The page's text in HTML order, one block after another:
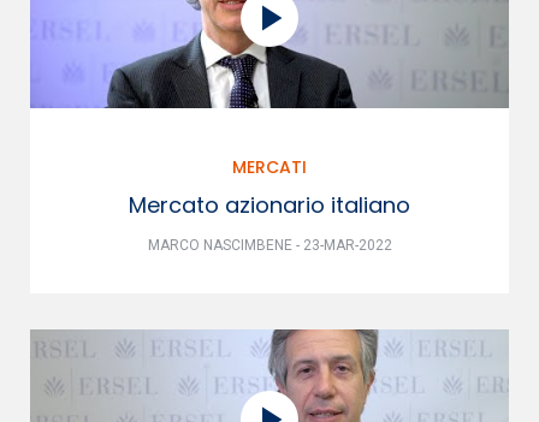
MERCATI
Mercato azionario italiano
MARCO NASCIMBENE - 23-MAR-2022